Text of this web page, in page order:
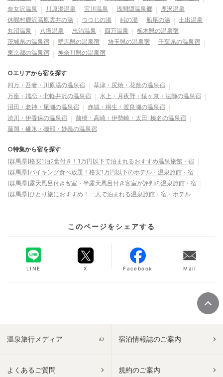
奈女沢温泉
川原湯温泉 宝川温泉 浅間隠温泉郷
鹿沢温泉
休暇村鹿沢高原雲井の湯
つつじの湯 峠の湯 船尾の湯
土出温泉
丸沼温泉
八塩温泉 忠治温泉 四万温泉
栃木県の温泉宿
茨城県の温泉宿
群馬県の温泉宿 埼玉県の温泉宿
千葉県の温泉宿
東京都の温泉宿
神奈川県の温泉宿
○エリアから宿を探す
四万・吾妻・川原湯の温泉宿
草津・尻焼・花敷の温泉宿
万座・嬬恋・北軽井沢の温泉宿
水上・月夜野・猿ヶ京・法師の温泉宿
沼田・老神・尾瀬の温泉宿
赤城・桐生・渡良瀬の温泉宿
渋川・伊香保の温泉宿
前橋・高崎・伊勢崎・太田･榛名の温泉宿
藤岡・碓氷・磯部・妙義の温泉宿
○特集から宿を探す
[群馬県]格安1泊2食付き！1万円以下で泊まれるおすすめ温泉旅館・宿
[群馬県]バイキング食べ放題！格安1万円以下のホテル・温泉旅館・宿
[群馬県]露天風呂付き客室・半露天風呂付き客室が評判の温泉旅館・宿
[群馬県]ひとり旅におすすめ！一人で泊まれる温泉旅館・宿・ホテル
このページをシェアする
LINE X Facebook Mail
温泉旅行メディア 宿泊情報誌のご案内
よくあるご質問 規約のご案内